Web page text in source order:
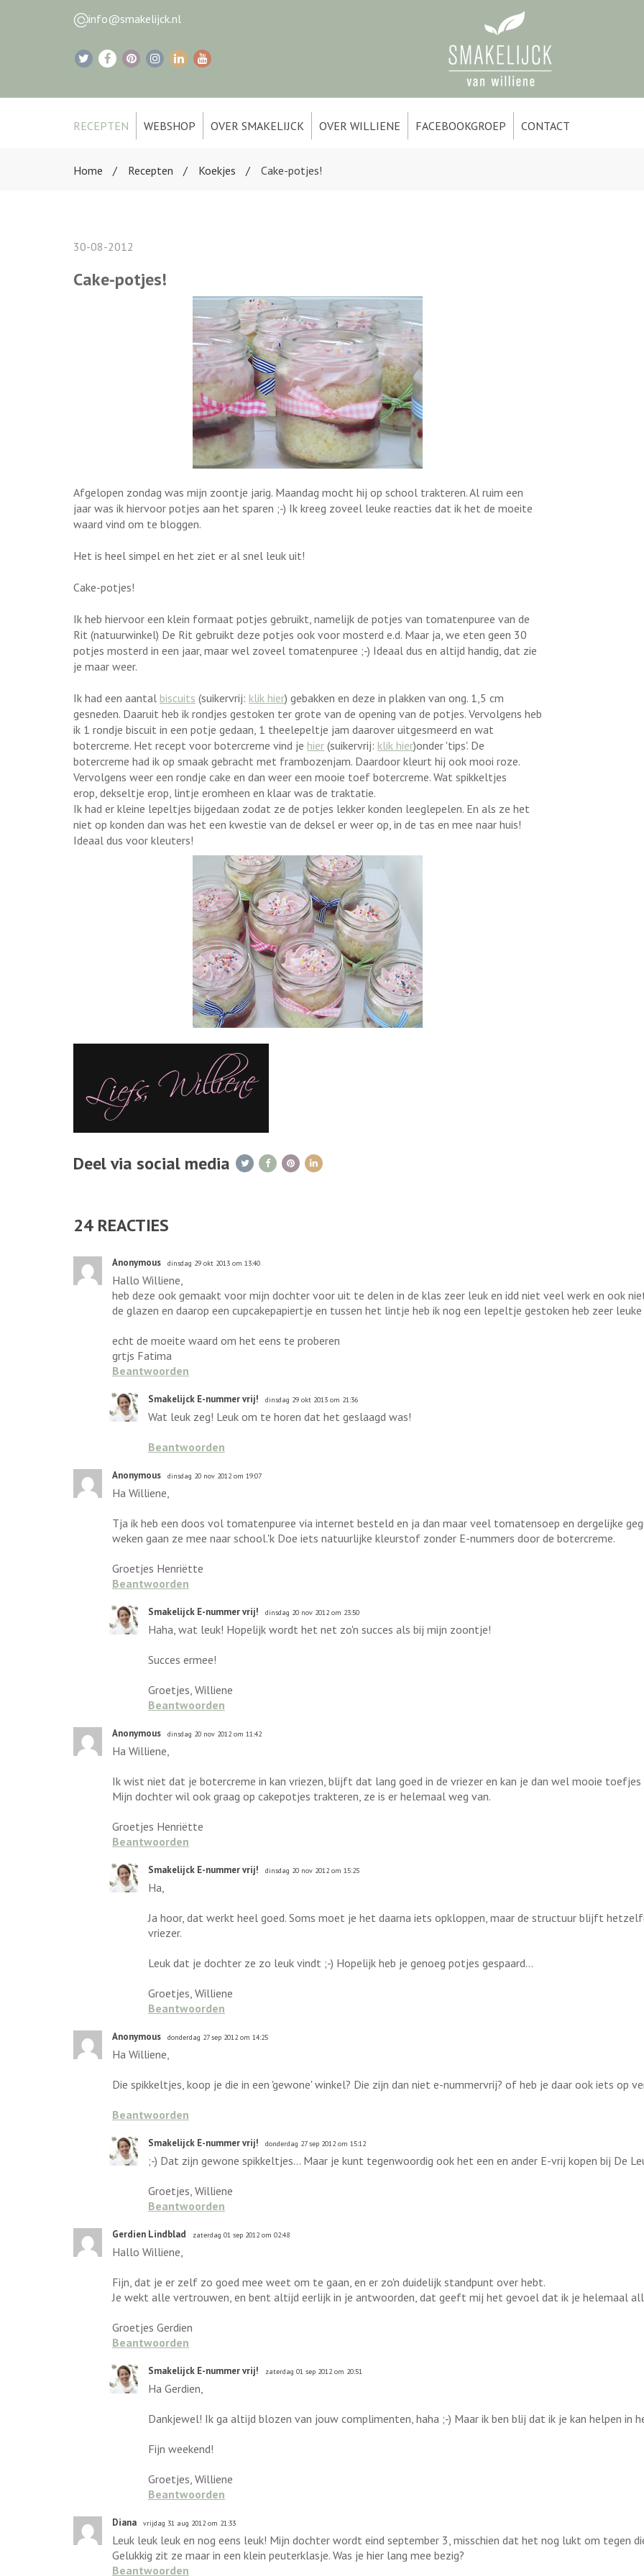
info@smakelijck.nl
RECEPTEN WEBSHOP OVER SMAKELIJCK OVER WILLIENE FACEBOOKGROEP CONTACT
Home Recepten Koekjes Cake-potjes!
30-08-2012
Cake-potjes!
Afgelopen zondag was mijn zoontje jarig. Maandag mocht hij op school trakteren. Al ruim een
jaar was ik hiervoor potjes aan het sparen ;-) Ik kreeg zoveel leuke reacties dat ik het de moeite
waard vind om te bloggen.
Het is heel simpel en het ziet er al snel leuk uit!
Cake-potjes!
Ik heb hiervoor een klein formaat potjes gebruikt, namelijk de potjes van tomatenpuree van de
Rit (natuurwinkel) De Rit gebruikt deze potjes ook voor mosterd e.d. Maar ja, we eten geen 30
potjes mosterd in een jaar, maar wel zoveel tomatenpuree ;-) Ideaal dus en altijd handig, dat zie
je maar weer.
Ik had een aantal biscuits (suikervrij: klik hier) gebakken en deze in plakken van ong. 1,5 cm
gesneden. Daaruit heb ik rondjes gestoken ter grote van de opening van de potjes. Vervolgens heb
ik 1 rondje biscuit in een potje gedaan, 1 theelepeltje jam daarover uitgesmeerd en wat
botercreme. Het recept voor botercreme vind je hier (suikervrij: klik hier)onder 'tips'. De
botercreme had ik op smaak gebracht met frambozenjam. Daardoor kleurt hij ook mooi roze.
Vervolgens weer een rondje cake en dan weer een mooie toef botercreme. Wat spikkeltjes
erop, dekseltje erop, lintje eromheen en klaar was de traktatie.
Ik had er kleine lepeltjes bijgedaan zodat ze de potjes lekker konden leeglepelen. En als ze het
niet op konden dan was het een kwestie van de deksel er weer op, in de tas en mee naar huis!
Ideaal dus voor kleuters!
Deel via social media
24 REACTIES
Anonymous dinsdag 29 okt 2013 om 13:40
Hallo Williene,
heb deze ook gemaakt voor mijn dochter voor uit te delen in de klas zeer leuk en idd niet veel werk en ook
de glazen en daarop een cupcakepapiertje en tussen het lintje heb ik nog een lepeltje gestoken heb zeer
echt de moeite waard om het eens te proberen
grtjs Fatima
Beantwoorden
Smakelijck E-nummer vrij! dinsdag 29 okt 2013 om 21:36
Wat leuk zeg! Leuk om te horen dat het geslaagd was!
Beantwoorden
Anonymous dinsdag 20 nov 2012 om 19:07
Ha Williene,
Tja ik heb een doos vol tomatenpuree via internet besteld en ja dan maar veel tomatensoep en dergelijke
weken gaan ze mee naar school.'k Doe iets natuurlijke kleurstof zonder E-nummers door de botercreme.
Groetjes Henriëtte
Beantwoorden
Smakelijck E-nummer vrij! dinsdag 20 nov 2012 om 23:50
Haha, wat leuk! Hopelijk wordt het net zo'n succes als bij mijn zoontje!
Succes ermee!
Groetjes, Williene
Beantwoorden
Anonymous dinsdag 20 nov 2012 om 11:42
Ha Williene,
Ik wist niet dat je botercreme in kan vriezen, blijft dat lang goed in de vriezer en kan je dan wel mooie toefjes
Mijn dochter wil ook graag op cakepotjes trakteren, ze is er helemaal weg van.
Groetjes Henriëtte
Beantwoorden
Smakelijck E-nummer vrij! dinsdag 20 nov 2012 om 15:25
Ha,
Ja hoor, dat werkt heel goed. Soms moet je het daarna iets opkloppen, maar de structuur blijft
vriezer.
Leuk dat je dochter ze zo leuk vindt ;-) Hopelijk heb je genoeg potjes gespaard...
Groetjes, Williene
Beantwoorden
Anonymous donderdag 27 sep 2012 om 14:25
Ha Williene,
Die spikkeltjes, koop je die in een 'gewone' winkel? Die zijn dan niet e-nummervrij? of heb je daar ook iets op
Beantwoorden
Smakelijck E-nummer vrij! donderdag 27 sep 2012 om 15:12
;-) Dat zijn gewone spikkeltjes... Maar je kunt tegenwoordig ook het een en ander E-vrij kopen bij De
Groetjes, Williene
Beantwoorden
Gerdien Lindblad zaterdag 01 sep 2012 om 02:48
Hallo Williene,
Fijn, dat je er zelf zo goed mee weet om te gaan, en er zo'n duidelijk standpunt over hebt.
Je wekt alle vertrouwen, en bent altijd eerlijk in je antwoorden, dat geeft mij het gevoel dat ik je helemaal
Groetjes Gerdien
Beantwoorden
Smakelijck E-nummer vrij! zaterdag 01 sep 2012 om 20:51
Ha Gerdien,
Dankjewel! Ik ga altijd blozen van jouw complimenten, haha ;-) Maar ik ben blij dat ik je kan helpen in
Fijn weekend!
Groetjes, Williene
Beantwoorden
Diana vrijdag 31 aug 2012 om 21:33
Leuk leuk leuk en nog eens leuk! Mijn dochter wordt eind september 3, misschien dat het nog lukt om tegen
Gelukkig zit ze maar in een klein peuterklasje. Was je hier lang mee bezig?
Beantwoorden